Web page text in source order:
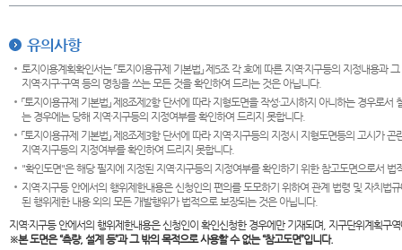
유의사항
토지이용계획확인서는 「토지이용규제 기본법」 제5조 각 호에 따른 지역·지구등의 지정내용
지역·지구·구역 등의 명칭을 쓰는 모든 것을 확인하여 드리는 것은 아닙니다.
「토지이용규제 기본법」 제8조제2항 단서에 따라 지형도면을 작성·고시하지 아니하는 경우로
는 경우에는 당해 지역·지구등의 지정여부를 확인하여 드리지 못합니다.
「토지이용규제 기본법」 제8조제3항 단서에 따라 지역·지구등의 지정시 지형도면등의 고시가
지역·지구등의 지정여부를 확인하여 드리지 못합니다.
"확인도면"은 해당 필지에 지정된 지역·지구등의 지정여부를 확인하기 위한 참고도면으로서
지역·지구등 안에서의 행위제한내용은 신청인의 편의를 도모하기 위하여 관계 법령 및 자치
된 행위제한 내용 외의 모든 개발행위가 법적으로 보장되는 것은 아닙니다.
지역·지구등 안에서의 행위제한내용은 신청인이 확인신청한 경우에만 기재되며, 지구단위계획
※본 도면은“측량, 설계 등”과 그 밖의 목적으로 사용할 수 없는 “참고도면”입니다.